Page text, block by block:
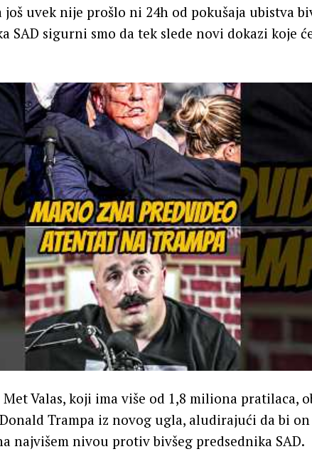
uvek nije prošlo ni 24h od pokušaja ubistva
SAD sigurni smo da tek slede novi dokazi koje
Valas, koji ima više od 1,8 miliona pratilaca,
Trampa iz novog ugla, aludirajući da bi on
najvišem nivou protiv bivšeg predsednika SAD.